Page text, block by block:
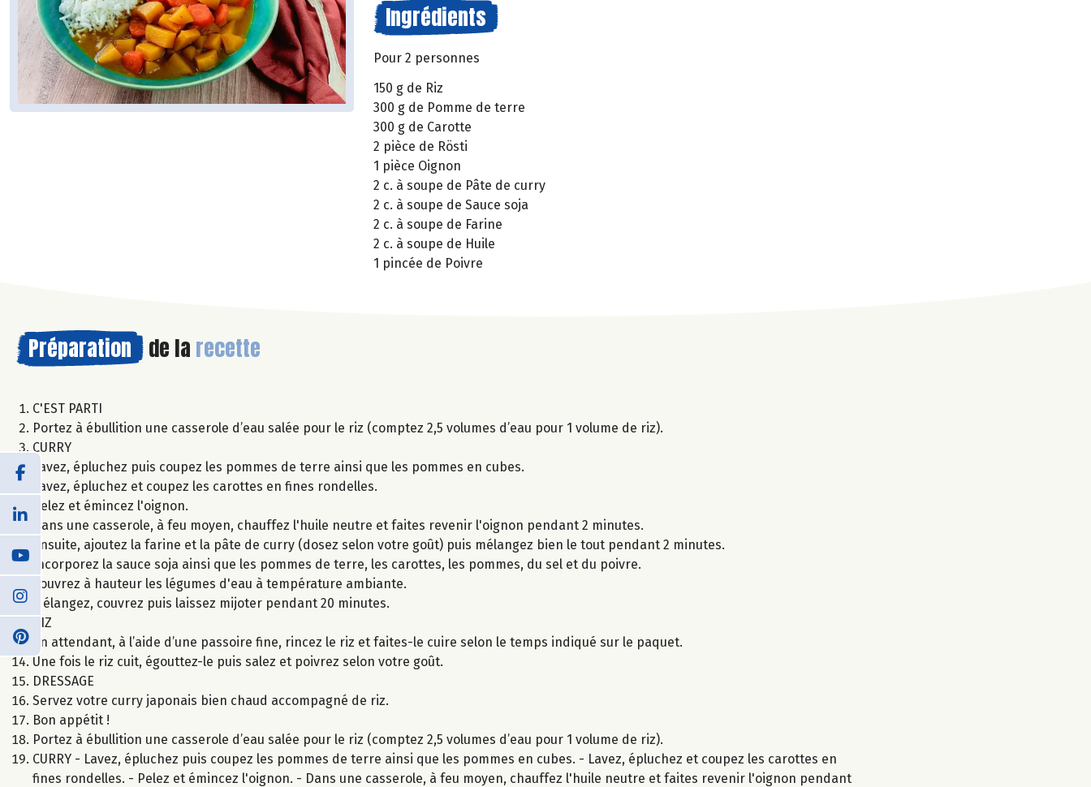
Ingrédients
Pour 2 personnes
150 g de Riz
300 g de Pomme de terre
300 g de Carotte
2 pièce de Rösti
1 pièce Oignon
2 c. à soupe de Pâte de curry
2 c. à soupe de Sauce soja
2 c. à soupe de Farine
2 c. à soupe de Huile
1 pincée de Poivre
Préparation de la recette
C'EST PARTI
Portez à ébullition une casserole d’eau salée pour le riz (comptez 2,5 volumes d’eau pour 1 volume de riz).
CURRY
Lavez, épluchez puis coupez les pommes de terre ainsi que les pommes en cubes.
Lavez, épluchez et coupez les carottes en fines rondelles.
Pelez et émincez l'oignon.
Dans une casserole, à feu moyen, chauffez l'huile neutre et faites revenir l'oignon pendant 2 minutes.
Ensuite, ajoutez la farine et la pâte de curry (dosez selon votre goût) puis mélangez bien le tout pendant 2 minutes.
Incorporez la sauce soja ainsi que les pommes de terre, les carottes, les pommes, du sel et du poivre.
Couvrez à hauteur les légumes d'eau à température ambiante.
Mélangez, couvrez puis laissez mijoter pendant 20 minutes.
RIZ
En attendant, à l’aide d’une passoire fine, rincez le riz et faites-le cuire selon le temps indiqué sur le paquet.
Une fois le riz cuit, égouttez-le puis salez et poivrez selon votre goût.
DRESSAGE
Servez votre curry japonais bien chaud accompagné de riz.
Bon appétit !
Portez à ébullition une casserole d’eau salée pour le riz (comptez 2,5 volumes d’eau pour 1 volume de riz).
CURRY - Lavez, épluchez puis coupez les pommes de terre ainsi que les pommes en cubes. - Lavez, épluchez et coupez les carottes en
fines rondelles. - Pelez et émincez l'oignon. - Dans une casserole, à feu moyen, chauffez l'huile neutre et faites revenir l'oignon pendant